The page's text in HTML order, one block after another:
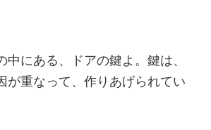
中にある、ドアの鍵よ。鍵は、
が重なって、作りあげられてい